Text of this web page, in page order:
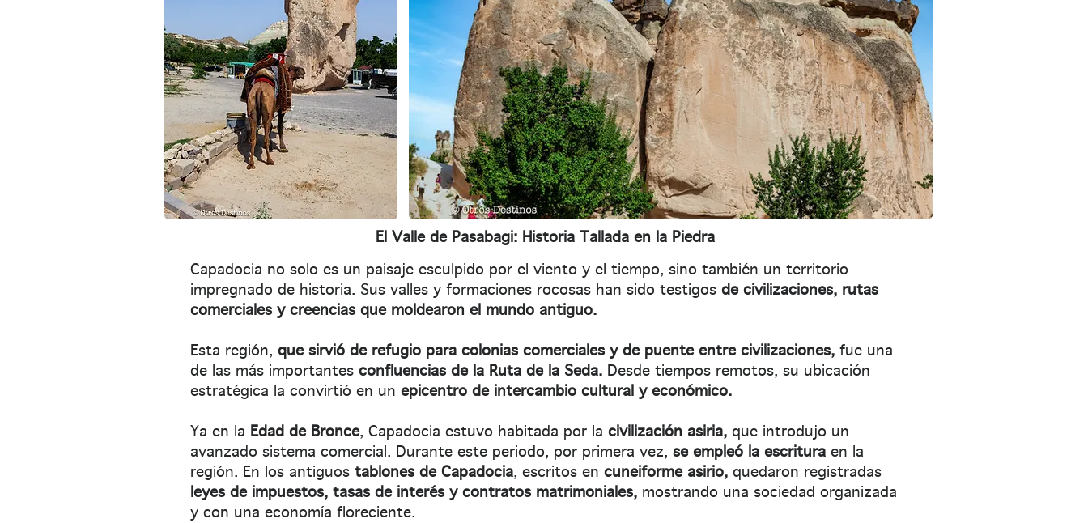
El Valle de Pasabagi: Historia Tallada en la Piedra
Capadocia no solo es un paisaje esculpido por el viento y el tiempo, sino también un territorio
impregnado de historia. Sus valles y formaciones rocosas han sido testigos de civilizaciones, rutas
comerciales y creencias que moldearon el mundo antiguo.
Esta región, que sirvió de refugio para colonias comerciales y de puente entre civilizaciones, fue una
de las más importantes confluencias de la Ruta de la Seda. Desde tiempos remotos, su ubicación
estratégica la convirtió en un epicentro de intercambio cultural y económico.
Ya en la Edad de Bronce, Capadocia estuvo habitada por la civilización asiria, que introdujo un
avanzado sistema comercial. Durante este periodo, por primera vez, se empleó la escritura en la
región. En los antiguos tablones de Capadocia, escritos en cuneiforme asirio, quedaron registradas
leyes de impuestos, tasas de interés y contratos matrimoniales, mostrando una sociedad organizada
y con una economía floreciente.